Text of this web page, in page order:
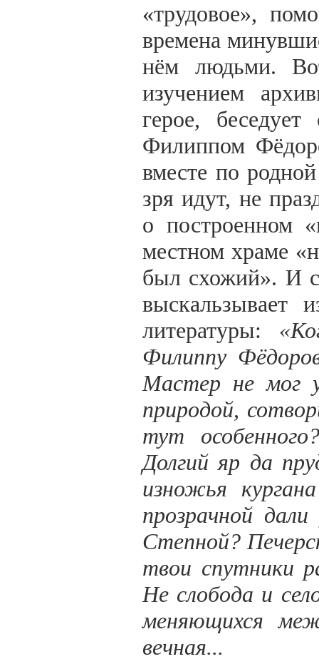
«трудовое»,
времена
нём людьми.
изучением
герое,
Филиппом
вместе по
зря идут, не
о построенном
местном храме
был схожий». И
выскальзывает
литературы:
Филиппу
Мастер не мог
природой,
тут
Долгий яр да
изножья
прозрачной
Степной?
твои спутники
Не слобода и
меняющихся
вечная...